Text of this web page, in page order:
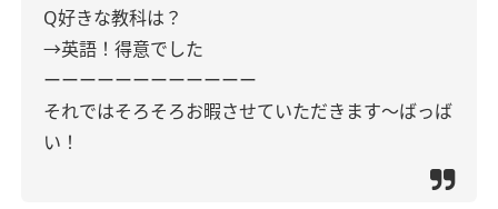
Q好きな教科は？
→英語！得意でした
ーーーーーーーーーーーー
それではそろそろお暇させていただきます〜ばっば
い！